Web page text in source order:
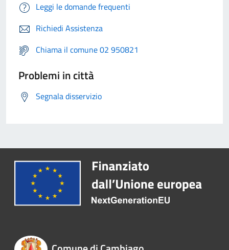
Leggi le domande frequenti
Richiedi Assistenza
Chiama il comune 02 950821
Problemi in città
Segnala disservizio